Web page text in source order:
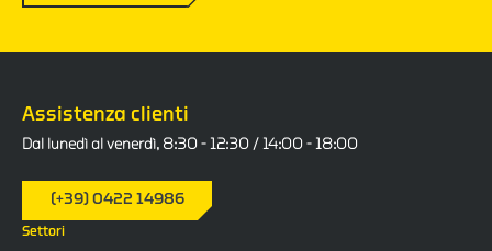
Assistenza clienti
Dal lunedì al venerdì, 8:30 - 12:30 / 14:00 - 18:00
(+39) 0422 14986
Settori